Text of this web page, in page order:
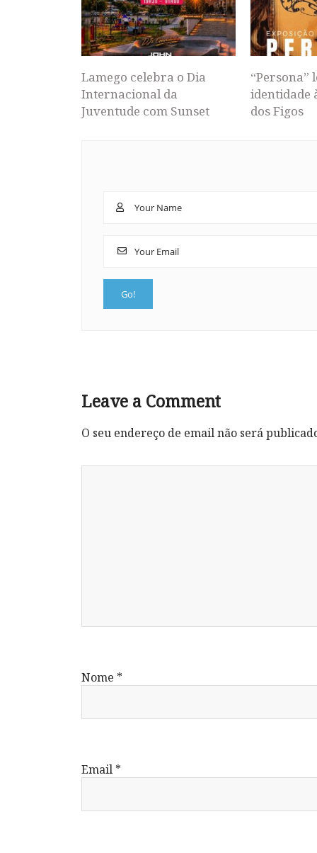
Lamego celebra o Dia
Internacional da
Juventude com Sunset
“Persona”
identidade
dos Figos
Leave a Comment
O seu endereço de email não será
Nome *
Email *